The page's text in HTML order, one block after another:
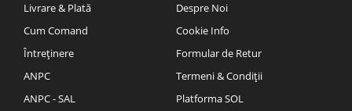
Livrare & Plată
Cum Comand
Întreținere
ANPC
ANPC - SAL
Despre Noi
Cookie Info
Formular de Retur
Termeni & Condiții
Platforma SOL